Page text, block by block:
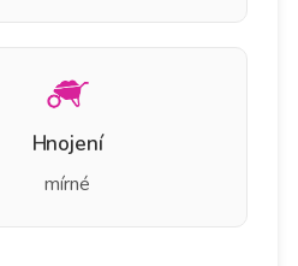
Hnojení
mírné